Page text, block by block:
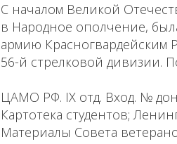
С началом Великой
в Народное ополчение,
армию Красногвардейским
56-й стрелковой дивизии.
ЦАМО РФ. IX отд. Вход. №
Картотека студентов;
Материалы Совета